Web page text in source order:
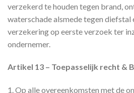
verzekerd te houden tegen brand,
waterschade alsmede tegen diefstal
verzekering op eerste verzoek ter
ondernemer.
Artikel 13 – Toepasselijk recht &
1. Op alle overeenkomsten met de